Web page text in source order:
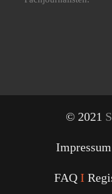
© 2021
Impressum
FAQ I